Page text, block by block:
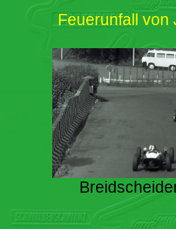
Feuerunfall von